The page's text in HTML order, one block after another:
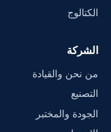
الكتالوج
الشركة
من نحن والقيادة
التصنيع
الجودة والمختبر